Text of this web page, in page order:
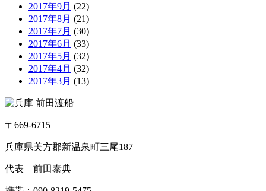
2017年9月 (22)
2017年8月 (21)
2017年7月 (30)
2017年6月 (33)
2017年5月 (32)
2017年4月 (32)
2017年3月 (13)
〒669-6715
兵庫県美方郡新温泉町三尾187
代表 前田泰典